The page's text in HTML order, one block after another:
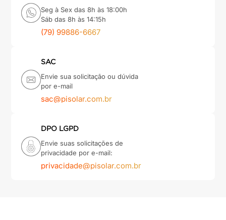
Seg à Sex das 8h às 18:00h
Sáb das 8h às 14:15h
(79) 99886-6667
SAC
Envie sua solicitação ou dúvida
por e-mail
sac@pisolar.com.br
DPO LGPD
Envie suas solicitações de
privacidade por e-mail:
privacidade@pisolar.com.br